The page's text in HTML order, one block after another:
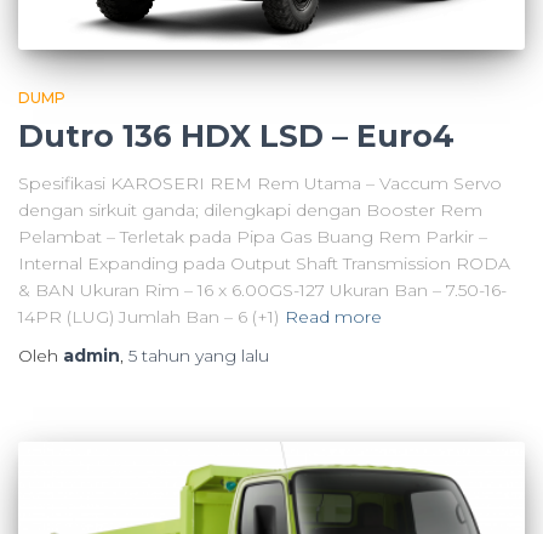
DUMP
Dutro 136 HDX LSD – Euro4
Spesifikasi KAROSERI REM Rem Utama – Vaccum Servo
dengan sirkuit ganda; dilengkapi dengan Booster Rem
Pelambat – Terletak pada Pipa Gas Buang Rem Parkir –
Internal Expanding pada Output Shaft Transmission RODA
& BAN Ukuran Rim – 16 x 6.00GS-127 Ukuran Ban – 7.50-16-
14PR (LUG) Jumlah Ban – 6 (+1) Read more
Oleh admin, 5 tahun yang lalu